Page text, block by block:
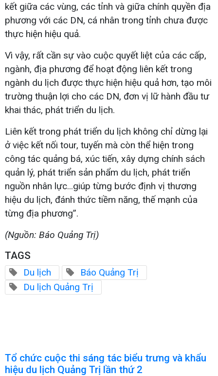
kết giữa các vùng, các tỉnh và giữa chính quyền địa
phương với các DN, cá nhân trong tỉnh chưa được
thực hiện hiệu quả.
Vì vậy, rất cần sự vào cuộc quyết liệt của các cấp,
ngành, địa phương để hoạt động liên kết trong
ngành du lịch được thực hiện hiệu quả hơn, tạo môi
trường thuận lợi cho các DN, đơn vị lữ hành đầu tư
khai thác, phát triển du lịch.
Liên kết trong phát triển du lịch không chỉ dừng lại
ở việc kết nối tour, tuyến mà còn thể hiện trong
công tác quảng bá, xúc tiến, xây dựng chính sách
quản lý, phát triển sản phẩm du lịch, phát triển
nguồn nhân lực...giúp từng bước định vị thương
hiệu du lịch, đánh thức tiềm năng, thế mạnh của
từng địa phương”.
(Nguồn: Báo Quảng Trị)
TAGS
Du lịch
Báo Quảng Trị
Du lịch Quảng Trị
Tổ chức cuộc thi sáng tác biểu trưng và khẩu
hiệu du lịch Quảng Trị lần thứ 2